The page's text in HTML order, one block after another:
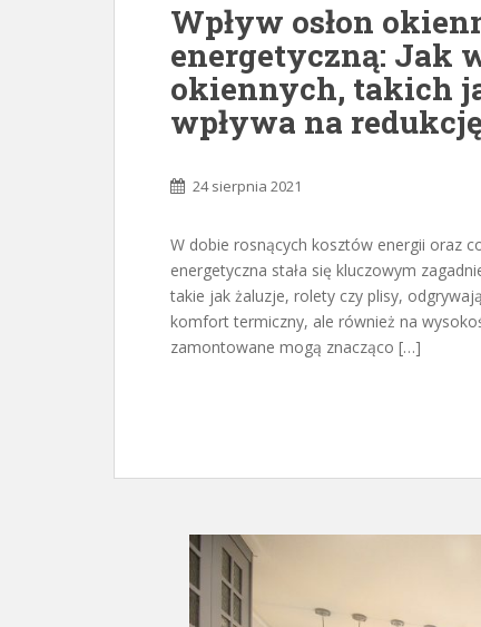
Wpływ osłon
energetyczną: Jak
okiennych, takich
wpływa na
24 sierpnia 2021
W dobie rosnących kosztów energii oraz
energetyczna stała się kluczowym
takie jak żaluzje, rolety czy plisy,
komfort termiczny, ale również na
zamontowane mogą znacząco […]